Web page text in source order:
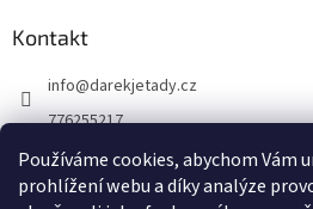
Používáme cookies, abychom Vám
prohlížení webu a díky analýze
Kontakt
info@darekjetady.cz
776255217
DÁREK JE TADY
darek_je_tady